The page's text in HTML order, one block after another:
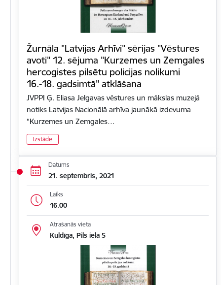
Žurnāla "Latvijas Arhīvi" sērijas "Vēstures
avoti" 12. sējuma "Kurzemes un Zemgales
hercogistes pilsētu policijas nolikumi
16.-18. gadsimtā" atklāšana
JVPPI Ģ. Eliasa Jelgavas vēstures un mākslas muzejā
notiks Latvijas Nacionālā arhīva jaunākā izdevuma
“Kurzemes un Zemgales…
Izstāde
Datums
21. septembris, 2021
Laiks
16.00
Atrašanās vieta
Kuldīga, Pils iela 5